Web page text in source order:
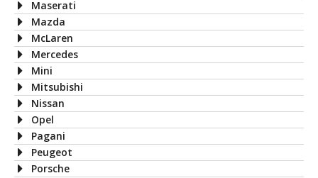
Maserati
Mazda
McLaren
Mercedes
Mini
Mitsubishi
Nissan
Opel
Pagani
Peugeot
Porsche